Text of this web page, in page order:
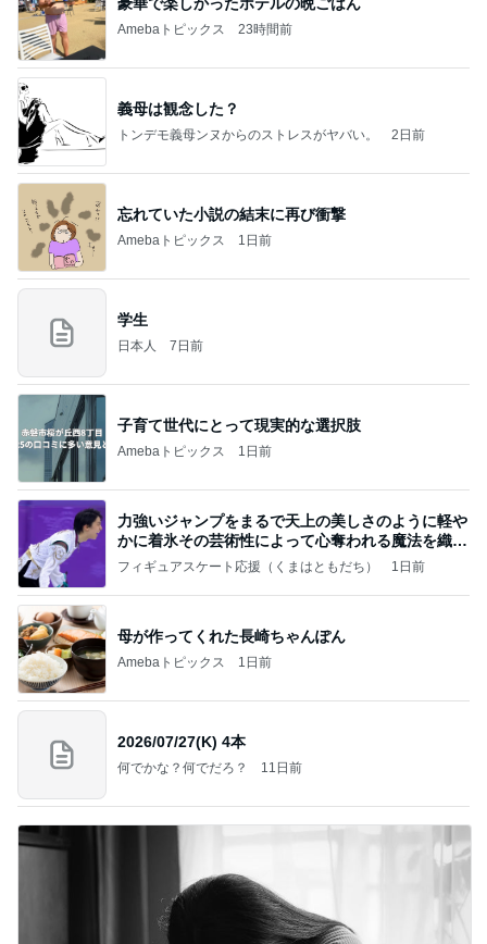
Amebaトピックス 23時間前
義母は観念した？
トンデモ義母ンヌからのストレスがヤバい。 2日前
忘れていた小説の結末に再び衝撃
Amebaトピックス 1日前
学生
日本人 7日前
子育て世代にとって現実的な選択肢
Amebaトピックス 1日前
力強いジャンプをまるで天上の美しさのように軽や
かに着氷その芸術性によって心奪われる魔法を織り
なす
フィギュアスケート応援（くまはともだち） 1日前
母が作ってくれた長崎ちゃんぽん
Amebaトピックス 1日前
2026/07/27(K) 4本
何でかな？何でだろ？ 11日前